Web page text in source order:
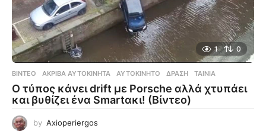
1 0
ΒΊΝΤΕΟ ΑΚΡΙΒΆ ΑΥΤΟΚΊΝΗΤΑ ,ΑΥΤΟΚΊΝΗΤΟ ,ΔΡΆΣΗ ,ΤΑΙΝΊΑ
Ο τύπος κάνει drift με Porsche αλλά χτυπάει
και βυθίζει ένα Smartακι! (Βίντεο)
by Axioperiergos